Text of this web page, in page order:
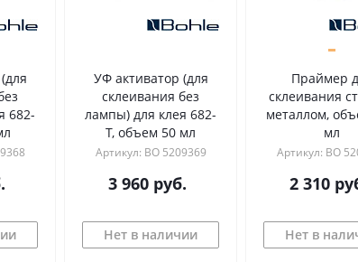
Ультрафиолетовая лампа,
мощность 12W, длина 21
см, модель А (в алюмин.
корпусе)
Артикул: ИС 002007
7 334руб.
В корзину
очистки
УФ
Артикул:
3 630
Нет в